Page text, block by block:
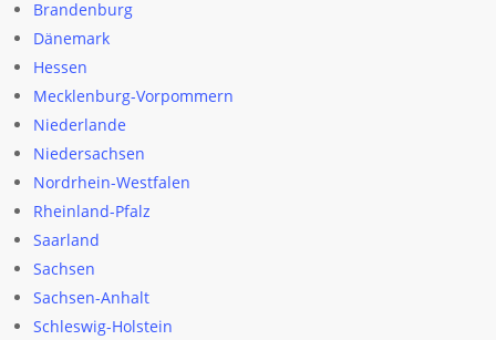
Brandenburg
Dänemark
Hessen
Mecklenburg-Vorpommern
Niederlande
Niedersachsen
Nordrhein-Westfalen
Rheinland-Pfalz
Saarland
Sachsen
Sachsen-Anhalt
Schleswig-Holstein